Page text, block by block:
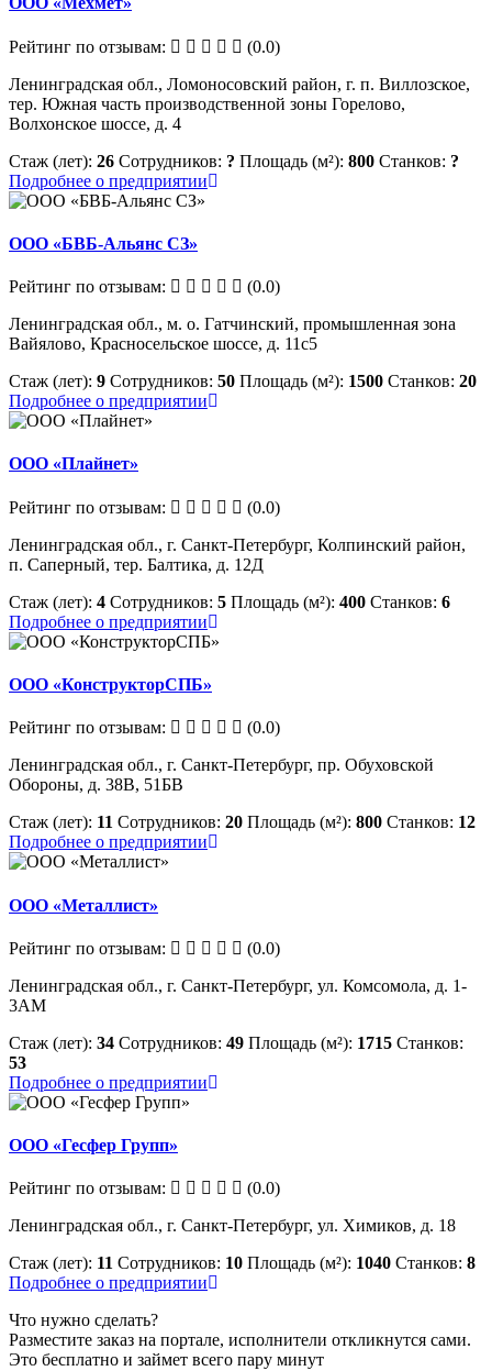
Рейтинг по отзывам:
(0.0)
Ленинградская обл., Ломоносовский район, г. п. Виллозское,
тер. Южная часть производственной зоны Горелово,
Волхонское шоссе, д. 4
Стаж (лет): 26 Сотрудников: ? Площадь (м²): 800 Станков: ?
Подробнее о предприятии
ООО «БВБ-Альянс СЗ»
Рейтинг по отзывам:
(0.0)
Ленинградская обл., м. о. Гатчинский, промышленная зона
Вайялово, Красносельское шоссе, д. 11с5
Стаж (лет): 9 Сотрудников: 50 Площадь (м²): 1500 Станков: 20
Подробнее о предприятии
ООО «Плайнет»
Рейтинг по отзывам:
(0.0)
Ленинградская обл., г. Санкт-Петербург, Колпинский район,
п. Саперный, тер. Балтика, д. 12Д
Стаж (лет): 4 Сотрудников: 5 Площадь (м²): 400 Станков: 6
Подробнее о предприятии
ООО «КонструкторСПБ»
Рейтинг по отзывам:
(0.0)
Ленинградская обл., г. Санкт-Петербург, пр. Обуховской
Обороны, д. 38В, 51БВ
Стаж (лет): 11 Сотрудников: 20 Площадь (м²): 800 Станков: 12
Подробнее о предприятии
ООО «Металлист»
Рейтинг по отзывам:
(0.0)
Ленинградская обл., г. Санкт-Петербург, ул. Комсомола, д. 1-
3АМ
Стаж (лет): 34 Сотрудников: 49 Площадь (м²): 1715 Станков:
53
Подробнее о предприятии
ООО «Гесфер Групп»
Рейтинг по отзывам:
(0.0)
Ленинградская обл., г. Санкт-Петербург, ул. Химиков, д. 18
Стаж (лет): 11 Сотрудников: 10 Площадь (м²): 1040 Станков: 8
Подробнее о предприятии
Что нужно сделать?
Разместите заказ на портале, исполнители откликнутся сами.
Это бесплатно и займет всего пару минут